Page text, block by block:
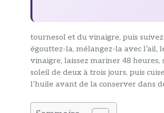
tournesol et du vinaigre, puis
égouttez-la, mélangez-la avec l’ail,
vinaigre, laissez mariner 48
soleil de deux à trois jours, puis
l’huile avant de la conserver dans